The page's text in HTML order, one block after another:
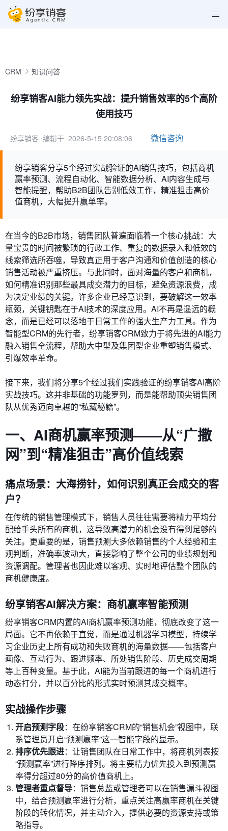
CRM 知识问答
纷享销客AI能力领先实战：提升销售效率的5个高阶
使用技巧
纷享销客 ⋅编辑于 2026-5-15 20:08:06 微信咨询
纷享销客分享5个经过实战验证的AI销售技巧，包括商机
赢率预测、流程自动化、智能数据分析、AI内容生成与
智能提醒，帮助B2B团队告别低效工作，精准狙击高价
值商机，大幅提升赢单率。
在当今的B2B市场，销售团队普遍面临着一个核心挑战：大
量宝贵的时间被繁琐的行政工作、重复的数据录入和低效的
线索筛选所吞噬，导致真正用于客户沟通和价值创造的核心
销售活动被严重挤压。与此同时，面对海量的客户和商机，
如何精准识别那些最具成交潜力的目标，避免资源浪费，成
为决定业绩的关键。许多企业已经意识到，要破解这一效率
瓶颈，关键钥匙在于AI技术的深度应用。AI不再是遥远的概
念，而是已经可以落地于日常工作的强大生产力工具。作为
智能型CRM的先行者，纷享销客CRM致力于将先进的AI能力
融入销售全流程，帮助大中型及集团型企业重塑销售模式、
引爆效率革命。
接下来，我们将分享5个经过我们实践验证的纷享销客AI高阶
实战技巧。这并非基础的功能罗列，而是能帮助顶尖销售团
队从优秀迈向卓越的“私藏秘籍”。
一、AI商机赢率预测——从“广撒
网”到“精准狙击”高价值线索
痛点场景：大海捞针，如何识别真正会成交的客
户？
在传统的销售管理模式下，销售人员往往需要将精力平均分
配给手头所有的商机，这导致高潜力的机会没有得到足够的
关注。更重要的是，销售预测大多依赖销售的个人经验和主
观判断，准确率波动大，直接影响了整个公司的业绩规划和
资源调配。管理者也因此难以客观、实时地评估整个团队的
商机健康度。
纷享销客AI解决方案：商机赢率智能预测
纷享销客CRM内置的AI商机赢率预测功能，彻底改变了这一
局面。它不再依赖于直觉，而是通过机器学习模型，持续学
习企业历史上所有成功和失败商机的海量数据——包括客户
画像、互动行为、跟进频率、所处销售阶段、历史成交周期
等上百种变量。基于此，AI能为当前跟进的每一个商机进行
动态打分，并以百分比的形式实时预测其成交概率。
实战操作步骤
开启预测字段：在纷享销客CRM的“销售机会”视图中，联
系管理员开启“预测赢率”这一智能字段的显示。
排序优先跟进：让销售团队在日常工作中，将商机列表按
“预测赢率”进行降序排列。将主要精力优先投入到预测赢
率得分超过80分的高价值商机上。
管理者重点督导：销售总监或管理者可以在销售漏斗视图
中，结合预测赢率进行分析，重点关注高赢率商机在关键
阶段的转化情况，并主动介入，提供必要的资源支持或策
略指导。